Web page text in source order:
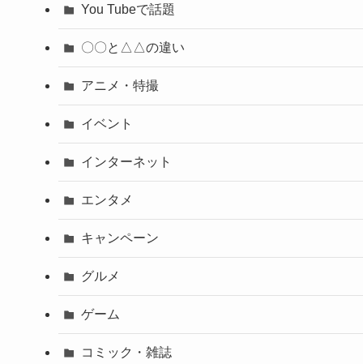
You Tubeで話題
〇〇と△△の違い
アニメ・特撮
イベント
インターネット
エンタメ
キャンペーン
グルメ
ゲーム
コミック・雑誌